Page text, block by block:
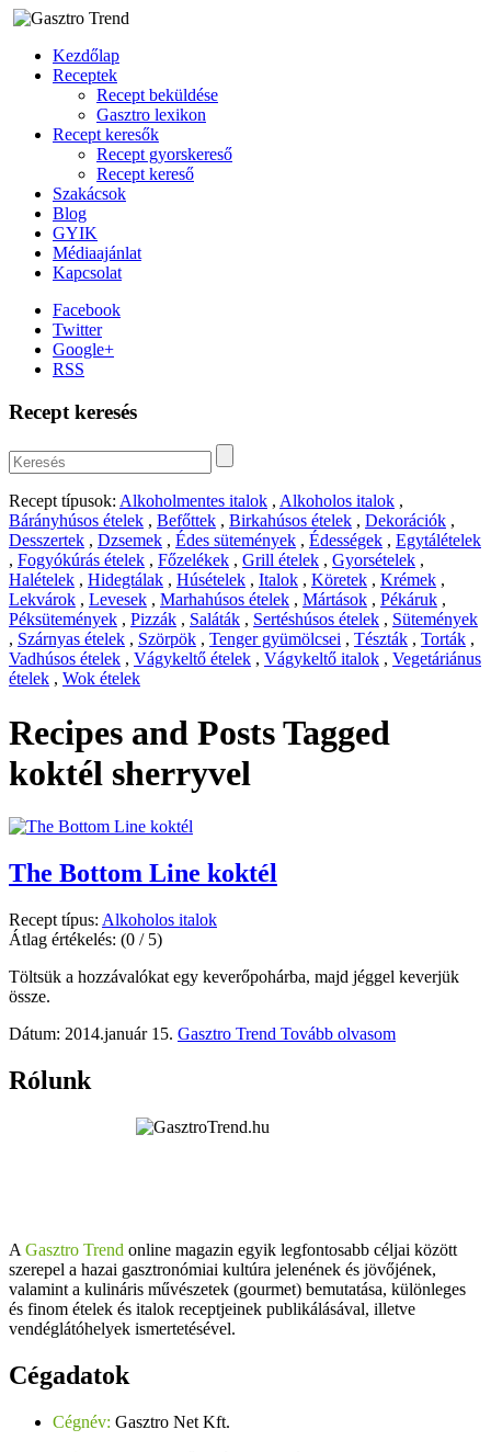
Kezdőlap
Receptek
Recept beküldése
Gasztro lexikon
Recept keresők
Recept gyorskereső
Recept kereső
Szakácsok
Blog
GYIK
Médiaajánlat
Kapcsolat
Facebook
Twitter
Google+
RSS
Recept keresés
Recept típusok: Alkoholmentes italok , Alkoholos italok ,
Bárányhúsos ételek , Befőttek , Birkahúsos ételek , Dekorációk ,
Desszertek , Dzsemek , Édes sütemények , Édességek , Egytálételek
, Fogyókúrás ételek , Főzelékek , Grill ételek , Gyorsételek ,
Halételek , Hidegtálak , Húsételek , Italok , Köretek , Krémek ,
Lekvárok , Levesek , Marhahúsos ételek , Mártások , Pékáruk ,
Péksütemények , Pizzák , Saláták , Sertéshúsos ételek , Sütemények
, Szárnyas ételek , Szörpök , Tenger gyümölcsei , Tészták , Torták ,
Vadhúsos ételek , Vágykeltő ételek , Vágykeltő italok , Vegetáriánus
ételek , Wok ételek
Recipes and Posts Tagged
koktél sherryvel
The Bottom Line koktél
Recept típus: Alkoholos italok
Átlag értékelés: (0 / 5)
Töltsük a hozzávalókat egy keverőpohárba, majd jéggel keverjük
össze.
Dátum: 2014.január 15. Gasztro Trend Tovább olvasom
Rólunk
A Gasztro Trend online magazin egyik legfontosabb céljai között
szerepel a hazai gasztronómiai kultúra jelenének és jövőjének,
valamint a kulináris művészetek (gourmet) bemutatása, különleges
és finom ételek és italok receptjeinek publikálásával, illetve
vendéglátóhelyek ismertetésével.
Cégadatok
Cégnév: Gasztro Net Kft.